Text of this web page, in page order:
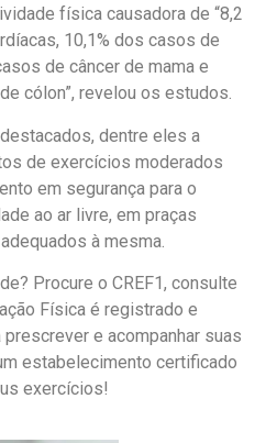
física causadora de “8,2
10,1% dos casos de
de câncer de mama e
cólon”, revelou os estudos.
dentre eles a
de exercícios moderados
em segurança para o
ao ar livre, em praças
à mesma.
Procure o CREF1, consulte
Física é registrado e
e acompanhar suas
estabelecimento certificado
exercícios!